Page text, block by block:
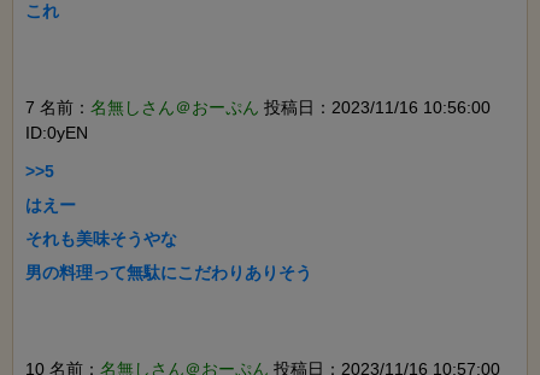
これ
7 名前： 名無しさん＠おーぷん 投稿日：2023/11/16 10:56:00
ID:0yEN
>>5
はえー
それも美味そうやな
男の料理って無駄にこだわりありそう
10 名前： 名無しさん＠おーぷん 投稿日：2023/11/16 10:57:00